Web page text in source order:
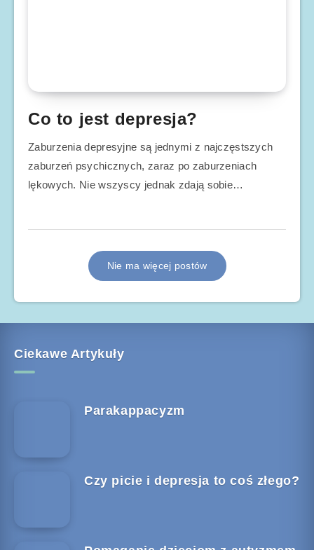
Co to jest depresja?
Zaburzenia depresyjne są jednymi z najczęstszych
zaburzeń psychicznych, zaraz po zaburzeniach
lękowych. Nie wszyscy jednak zdają sobie…
Nie ma więcej postów
Ciekawe Artykuły
Parakappacyzm
Czy picie i depresja to coś złego?